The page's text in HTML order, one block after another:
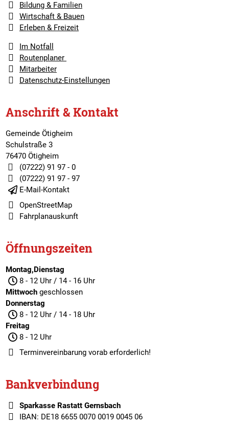
Bildung & Familien
Wirtschaft & Bauen
Erleben & Freizeit
Im Notfall
Routenplaner
Mitarbeiter
Datenschutz-Einstellungen
Anschrift & Kontakt
Gemeinde Ötigheim
Schulstraße 3
76470 Ötigheim
(07222) 91 97 - 0
(07222) 91 97 - 97
E-Mail-Kontakt
OpenStreetMap
Fahrplanauskunft
Öffnungszeiten
Montag,Dienstag
8 - 12 Uhr / 14 - 16 Uhr
Mittwochgeschlossen
Donnerstag
8 - 12 Uhr / 14 - 18 Uhr
Freitag
8 - 12 Uhr
Terminvereinbarungvorab erforderlich!
Bankverbindung
Sparkasse Rastatt Gernsbach
IBAN: DE18 6655 0070 0019 0045 06